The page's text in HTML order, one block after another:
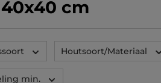
cm
Houtsoort/Materiaal
min.